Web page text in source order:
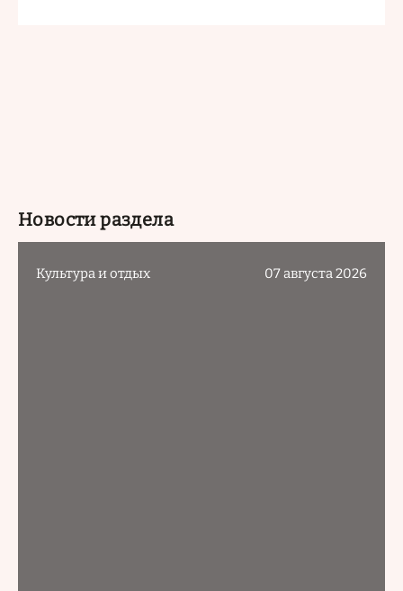
Новости раздела
Культура и отдых 07 августа 2026